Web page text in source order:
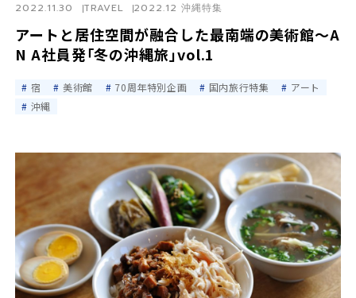
アートと居住空間が融合した最南端の美術館～A
N A社員発｢冬の沖縄旅｣vol.1
2022.11.30 TRAVEL 2022.12 沖縄特集
宿 美術館 70周年特別企画 国内旅行特集
アート
沖縄